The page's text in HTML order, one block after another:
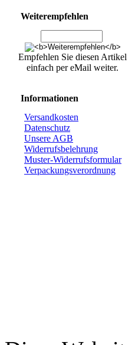
Weiterempfehlen
Empfehlen Sie diesen Artikel
einfach per eMail weiter.
Informationen
Versandkosten
Datenschutz
Unsere AGB
Widerrufsbelehrung
Muster-Widerrufsformular
Verpackungsverordnung